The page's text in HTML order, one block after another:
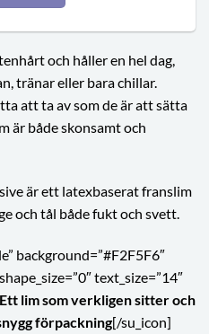
och håller en hel dag,
tränar eller bara chillar.
att ta av som de är att sätta
är både skonsamt och
är ett latexbaserat franslim
och tål både fukt och svett.
background=”#F2F5F6″
text_size=”14″
Ett lim som verkligen sitter och
förpackning[/su_icon]